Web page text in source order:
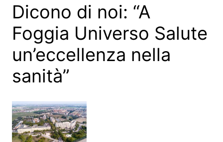
Dicono di noi: “A
Foggia Universo Salute
un’eccellenza nella
sanità”